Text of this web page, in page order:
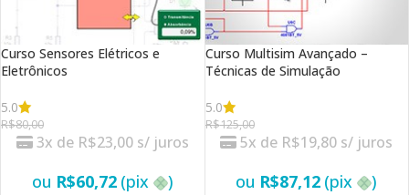
Curso Sensores Elétricos e
Eletrônicos
5.0
R$80,00
3x de R$23,00 s/ juros
ou R$60,72 (pix )
Curso Multisim Avançado –
Técnicas de Simulação
5.0
R$125,00
5x de R$19,80 s/ juros
ou R$87,12 (pix )